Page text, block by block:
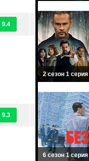
9.4
9.3
2 сезон 1 серия
6 сезон 1 серия